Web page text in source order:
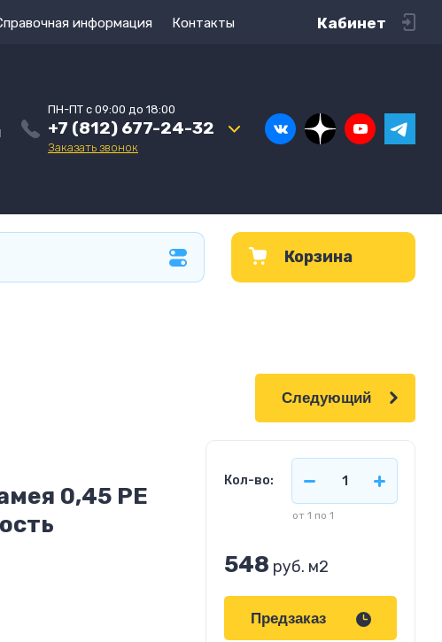
информация Контакты Кабинет
ПН-ПТ с 09:00 до 18:00
+7 (812) 677-24-32
Заказать звонок
Корзина
Следующий
0,45 PE
Кол-во:
от 1 по 1
548 руб. м2
Предзаказ